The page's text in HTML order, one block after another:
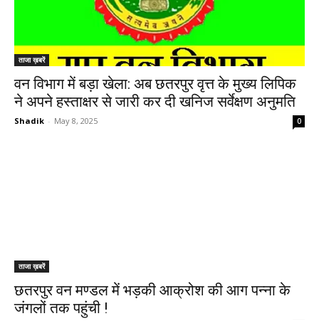
ताजा ख़बरें
वन विभाग में बड़ा खेला: अब छतरपुर वृत्त के मुख्य लिपिक
ने अपने हस्ताक्षर से जारी कर दी खनिज सर्वेक्षण अनुमति
Shadik - May 8, 2025 0
ताजा ख़बरें
छतरपुर वन मण्डल में भड़की आक्रोश की आग पन्ना के
जंगलों तक पहुंची !